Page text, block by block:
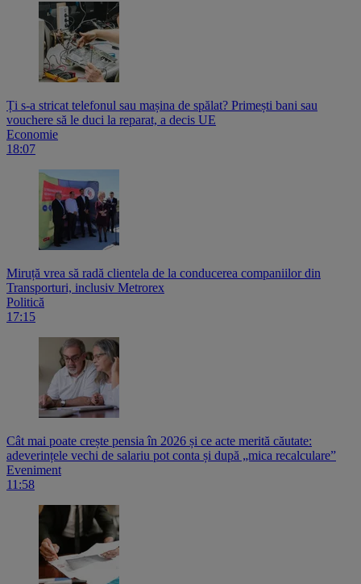
Ți s-a stricat telefonul sau mașina de spălat? Primești bani sau
vouchere să le duci la reparat, a decis UE
Economie
18:07
Miruță vrea să radă clientela de la conducerea companiilor din
Transporturi, inclusiv Metrorex
Politică
17:15
Cât mai poate crește pensia în 2026 și ce acte merită căutate:
adeverințele vechi de salariu pot conta și după „mica recalculare”
Eveniment
11:58